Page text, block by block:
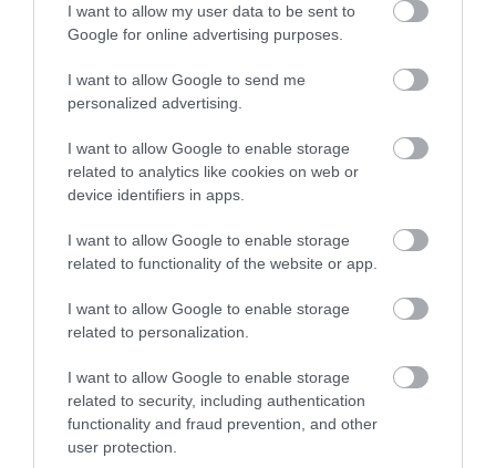
I want to allow my user data to be sent to
Google for online advertising purposes.
I want to allow Google to send me
personalized advertising.
I want to allow Google to enable storage
related to analytics like cookies on web or
device identifiers in apps.
I want to allow Google to enable storage
related to functionality of the website or app.
I want to allow Google to enable storage
related to personalization.
I want to allow Google to enable storage
related to security, including authentication
functionality and fraud prevention, and other
user protection.
lehetőségeinek feltárása. Ez a díj a WIZZ csapatának kemény
munkáját és eltökéltségét igazolja, akik nemcsak hisznek a
csoport környezetvédelmi felelősségvállalásában, de
biztosítják is, hogy ezen a téren vezető szerepet tölthessünk
be az iparágban”
– mondta a Wizz Air részéről Yvonne Moynihan, Corporate & ESG
Officer.
„A Finance Magazine olyan vállalatokat ismer el, amelyek
aktívan elkötelezettséget mutatnak a környezetvédelem, a
társadalom és a vállalatirányítás területén történő jelentős
változások iránt. A bolygónk állapotából ítélve a
fenntarthatóság iránti elkötelezettség egyre fontosabbá válik.
Különösen nagy hatással volt ránk a Wizz Air azon
teljesítménye, hogy olyan piacvezető légitársasággá vált,
amely a fenntarthatóság tekintetében kiemelkedő